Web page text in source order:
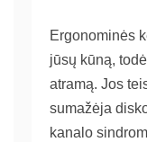
Ergonominės
jūsų kūną,
atramą. Jos
sumažėja
kanalo